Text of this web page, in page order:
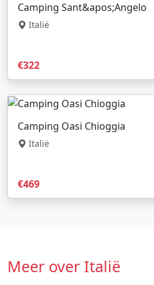
Camping Sant&apos;Angelo
Italië
€322
Camping Oasi Chioggia
Italië
€469
Meer over Italië